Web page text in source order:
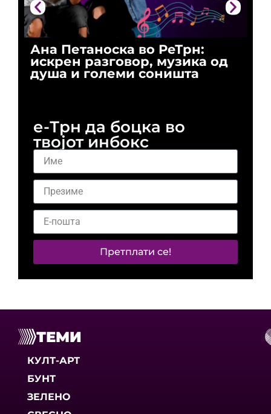
Ана Петаноска во РеТрн:
искрен разговор, музика од
душа и големи соништа
е-Трн да боцка во
твојот инбокс
Претплати се!
ТЕМИ
КУЛТ-АРТ
БУНТ
ЗЕЛЕНО